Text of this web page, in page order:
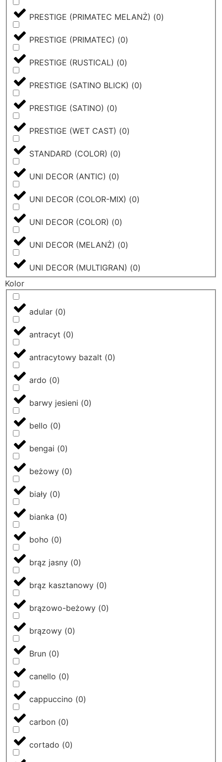
PRESTIGE (PRIMATEC MELANŻ) (0)
PRESTIGE (PRIMATEC) (0)
PRESTIGE (RUSTICAL) (0)
PRESTIGE (SATINO BLICK) (0)
PRESTIGE (SATINO) (0)
PRESTIGE (WET CAST) (0)
STANDARD (COLOR) (0)
UNI DECOR (ANTIC) (0)
UNI DECOR (COLOR-MIX) (0)
UNI DECOR (COLOR) (0)
UNI DECOR (MELANŻ) (0)
UNI DECOR (MULTIGRAN) (0)
Kolor
adular (0)
antracyt (0)
antracytowy bazalt (0)
ardo (0)
barwy jesieni (0)
bello (0)
bengai (0)
beżowy (0)
biały (0)
bianka (0)
boho (0)
brąz jasny (0)
brąz kasztanowy (0)
brązowo-beżowy (0)
brązowy (0)
Brun (0)
canello (0)
cappuccino (0)
carbon (0)
cortado (0)